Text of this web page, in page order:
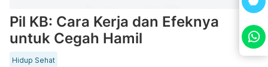
Pil KB: Cara Kerja dan Efeknya
untuk Cegah Hamil
Hidup Sehat